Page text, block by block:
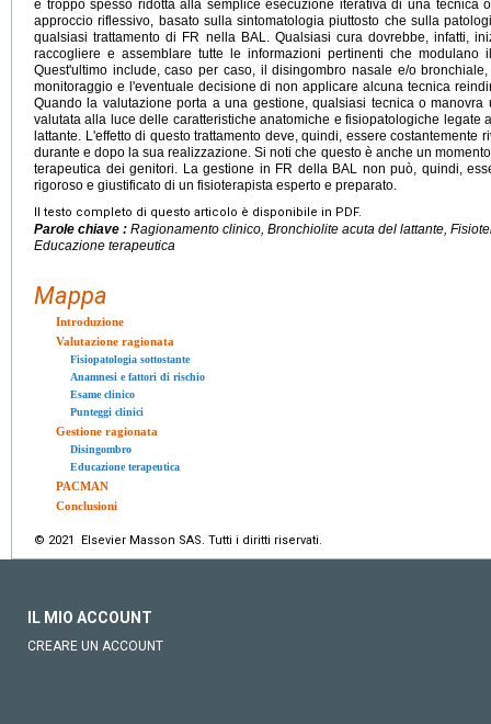
è troppo spesso ridotta alla semplice esecuzione iterativa di una tecnica
approccio riflessivo, basato sulla sintomatologia piuttosto che sulla
qualsiasi trattamento di FR nella BAL. Qualsiasi cura dovrebbe, infatti,
raccogliere e assemblare tutte le informazioni pertinenti che modulano
Quest'ultimo include, caso per caso, il disingombro nasale e/o
monitoraggio e l'eventuale decisione di non applicare alcuna tecnica
Quando la valutazione porta a una gestione, qualsiasi tecnica o manovra
valutata alla luce delle caratteristiche anatomiche e fisiopatologiche legate
lattante. L'effetto di questo trattamento deve, quindi, essere costantemente
durante e dopo la sua realizzazione. Si noti che questo è anche un
terapeutica dei genitori. La gestione in FR della BAL non può, quindi,
rigoroso e giustificato di un fisioterapista esperto e preparato.
Il testo completo di questo articolo è disponibile in PDF.
Parole chiave : Ragionamento clinico, Bronchiolite acuta del lattante,
Educazione terapeutica
Mappa
Introduzione
Valutazione ragionata
Fisiopatologia sottostante
Anamnesi e fattori di rischio
Esame clinico
Punteggi clinici
Gestione ragionata
Disingombro
Educazione terapeutica
PACMAN
Conclusioni
© 2021 Elsevier Masson SAS. Tutti i diritti riservati.
IL MIO ACCOUNT
CREARE UN ACCOUNT